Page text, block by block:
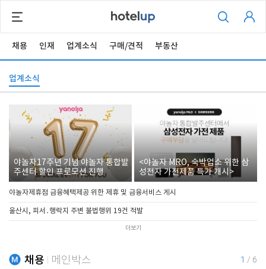
채용 인재 업계소식 구매/견적 부동산
업계소식
야놀자17주년 기념 야놀자 통합발
주센터 할인 프로모션 진행
<야놀자 MRO, 숙박업소 위한 삼
성전자 가전제품 특가 개시>
야놀자제휴점 금융혜택제공 위한 제휴 및 금융서비스 게시
울산시, 피서․행락지 주변 불법행위 19건 적발
더보기
채용 메인박스 1 / 6